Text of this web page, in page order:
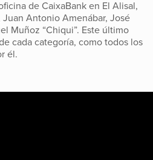
de CaixaBank en El Alisal,
Antonio Amenábar, José
Muñoz “Chiqui”. Este último
cada categoría, como todos los
él.